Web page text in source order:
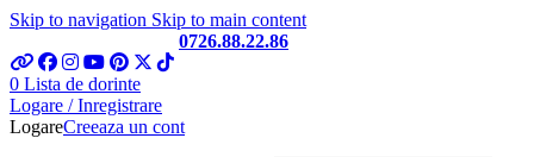
Skip to navigation Skip to main content
0726.88.22.86
0 Lista de dorinte
Logare / Inregistrare
LogareCreeaza un cont